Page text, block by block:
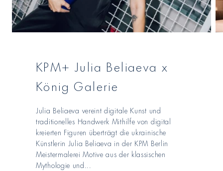
KPM+ Julia Beliaeva x
König Galerie
Julia Beliaeva vereint digitale Kunst und
traditionelles Handwerk Mithilfe von digital
kreierten Figuren überträgt die ukrainische
Künstlerin Julia Beliaeva in der KPM Berlin
Meistermalerei Motive aus der klassischen
Mythologie und...